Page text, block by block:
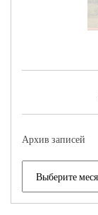
Архив записей